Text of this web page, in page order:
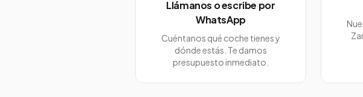
Llámanos o escribe por
WhatsApp
Cuéntanos qué coche tienes y
dónde estás. Te damos
presupuesto inmediato.